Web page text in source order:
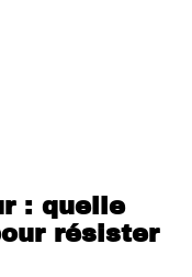
: quelle
résister